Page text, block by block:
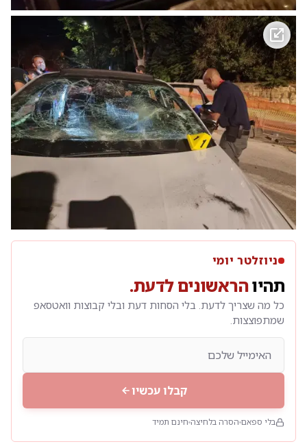
ניוזלטר יומי
תהיוהראשונים לדעת.
כל מה שצריך לדעת. בלי הסחות דעת ובלי קבוצות וואטסאפ
שמתפוצצות.
קבלו עכשיו
בלי ספאם הסרה בלחיצה חינם תמיד